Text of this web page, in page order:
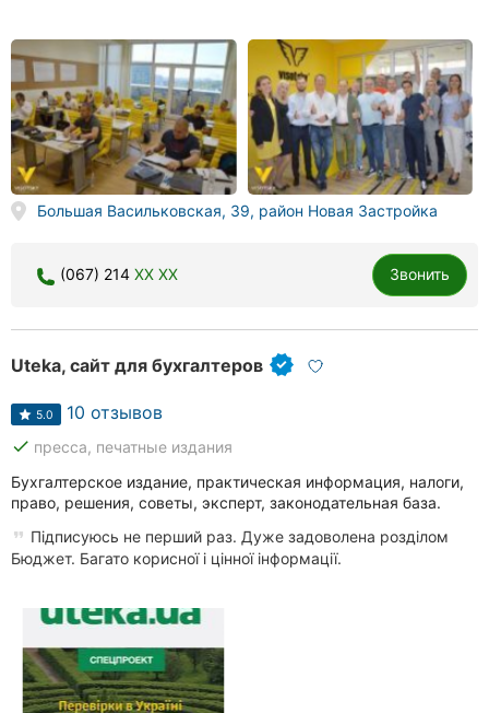
Большая Васильковская, 39, район Новая Застройка
(067) 214 XX XX Звонить
Uteka, сайт для бухгалтеров
5.0 10 отзывов
done пресса, печатные издания
Бухгалтерское издание, практическая информация, налоги,
право, решения, советы, эксперт, законодательная база.
Підписуюсь не перший раз. Дуже задоволена розділом
Бюджет. Багато корисної і цінної інформації.